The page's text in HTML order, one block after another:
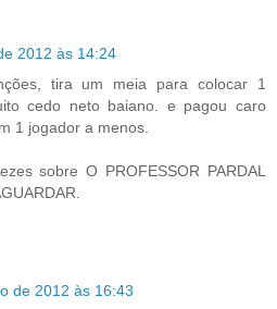
2012 às 14:24
tira um meia para colocar 1
cedo neto baiano. e pagou caro
1 jogador a menos.
sobre O PROFESSOR PARDAL
de 2012 às 16:43